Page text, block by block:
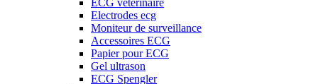
ECG vétérinaire
Electrodes ecg
Moniteur de surveillance
Accessoires ECG
Papier pour ECG
Gel ultrason
ECG Spengler